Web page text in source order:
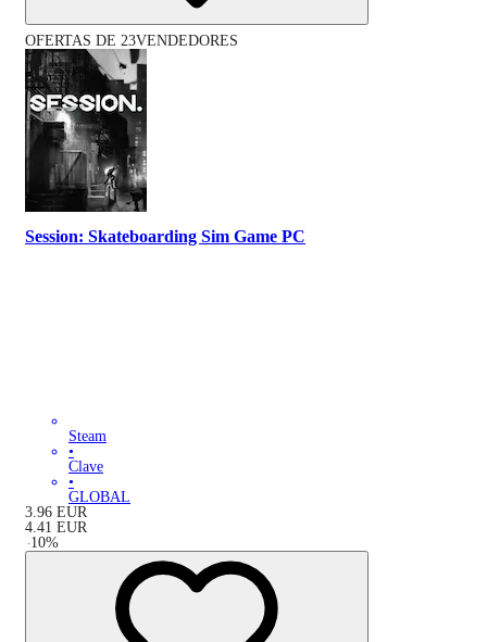
OFERTAS DE 23VENDEDORES
Session: Skateboarding Sim Game PC
Steam
•
Clave
•
GLOBAL
3.96 EUR
4.41 EUR
-10%